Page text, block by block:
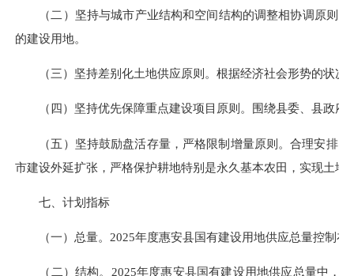
（二）坚持与城市产业结构和空间结构的调整相协调原则。
的建设用地。
（三）坚持差别化土地供应原则。根据经济社会形势的状况
（四）坚持优先保障重点建设项目原则。围绕县委、县政府
（五）坚持鼓励盘活存量，严格限制增量原则。合理安排国
市建设外延扩张，严格保护耕地特别是永久基本农田，实现土地
七、计划指标
（一）总量。2025年度惠安县国有建设用地供应总量控制在
（二）结构。2025年度惠安县国有建设用地供应总量中，商